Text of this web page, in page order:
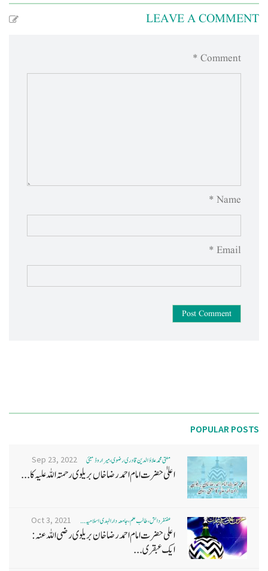
LEAVE A COMMENT
Comment *
Name *
Email *
Post Comment
POPULAR POSTS
مفتی محمد علاؤ الدین قادری رضوی ، میرا روڈ ممبئی Sep 23, 2022
اعلیٰ حضرت امام احمد رضا خاں بر یلو ی رحمتہ اللہ علیہ کا...
غضنفر دانش، طالب علم، جامعہ دارالہدی اسلامیہ ... Oct 3, 2021
اعلی حضرت امام احمد رضا خان بریلوی رضی اللہ عنہ:
ایک عبقری...